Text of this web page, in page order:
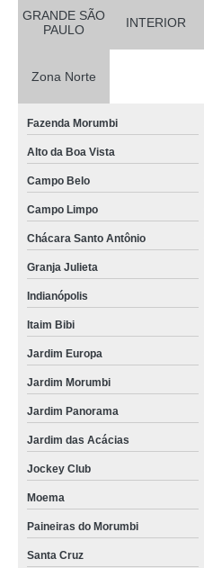
GRANDE SÃO
PAULO
INTERIOR
Zona Norte
Fazenda Morumbi
Alto da Boa Vista
Campo Belo
Campo Limpo
Chácara Santo Antônio
Granja Julieta
Indianópolis
Itaim Bibi
Jardim Europa
Jardim Morumbi
Jardim Panorama
Jardim das Acácias
Jockey Club
Moema
Paineiras do Morumbi
Santa Cruz